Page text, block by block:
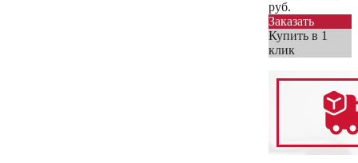
руб.
Заказать
Купить в 1
клик